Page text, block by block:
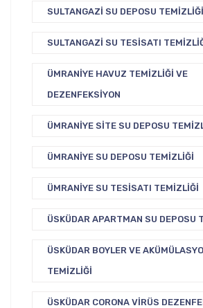
SULTANGAZI SU DEPOSU TEMIZLIĞI
SULTANGAZI SU TESISATI
ÜMRANIYE HAVUZ TEMIZLIĞI VE
DEZENFEKSIYON
ÜMRANIYE SITE SU DEPOSU
ÜMRANIYE SU DEPOSU TEMIZLIĞI
ÜMRANIYE SU TESISATI TEMIZLIĞI
ÜSKÜDAR APARTMAN SU DEPOSU
ÜSKÜDAR BOYLER VE
TEMIZLIĞI
ÜSKÜDAR CORONA VIRÜS